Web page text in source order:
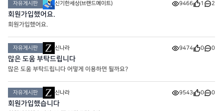
자유게시판 신기한세상(브랜드메이트) 9466 1 2
회원가입했어요.
회원가입했어요.
자유게시판 신나라 9474 0 0
많은 도움 부탁드립니다
많은 도움 부탁드립니다 어떻게 이용하면 될까요?
자유게시판 신나라 9543 0 0
회원가입했습니다